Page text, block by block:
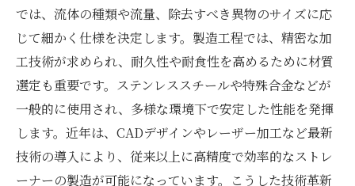
の知識と選び方のポイント
では、流体の種類や流量、除去すべき異物のサイズに応
じて細かく仕様を決定します。製造工程では、精密な加
工技術が求められ、耐久性や耐食性を高めるために材質
選定も重要です。ステンレススチールや特殊合金などが
一般的に使用され、多様な環境下で安定した性能を発揮
します。近年は、CADデザインやレーザー加工など最新
技術の導入により、従来以上に高精度で効率的なストレ
ーナーの製造が可能になっています。こうした技術革新